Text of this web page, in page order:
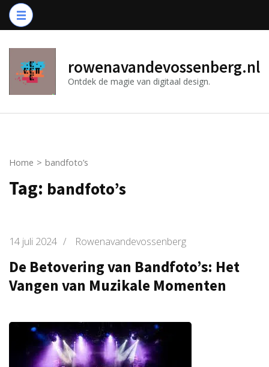
Ga
naar
(druk
Enter)
rowenavandevossenberg.nl
Ontdek de magie van digitaal design.
Home > bandfoto’s
Tag: bandfoto’s
14 juli 2024 / Rowenavandevossenberg
De Betovering van Bandfoto’s: Het
Vangen van Muzikale Momenten